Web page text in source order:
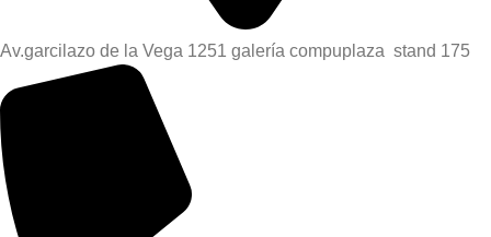
Av.garcilazo de la Vega 1251 galería compuplaza stand 175